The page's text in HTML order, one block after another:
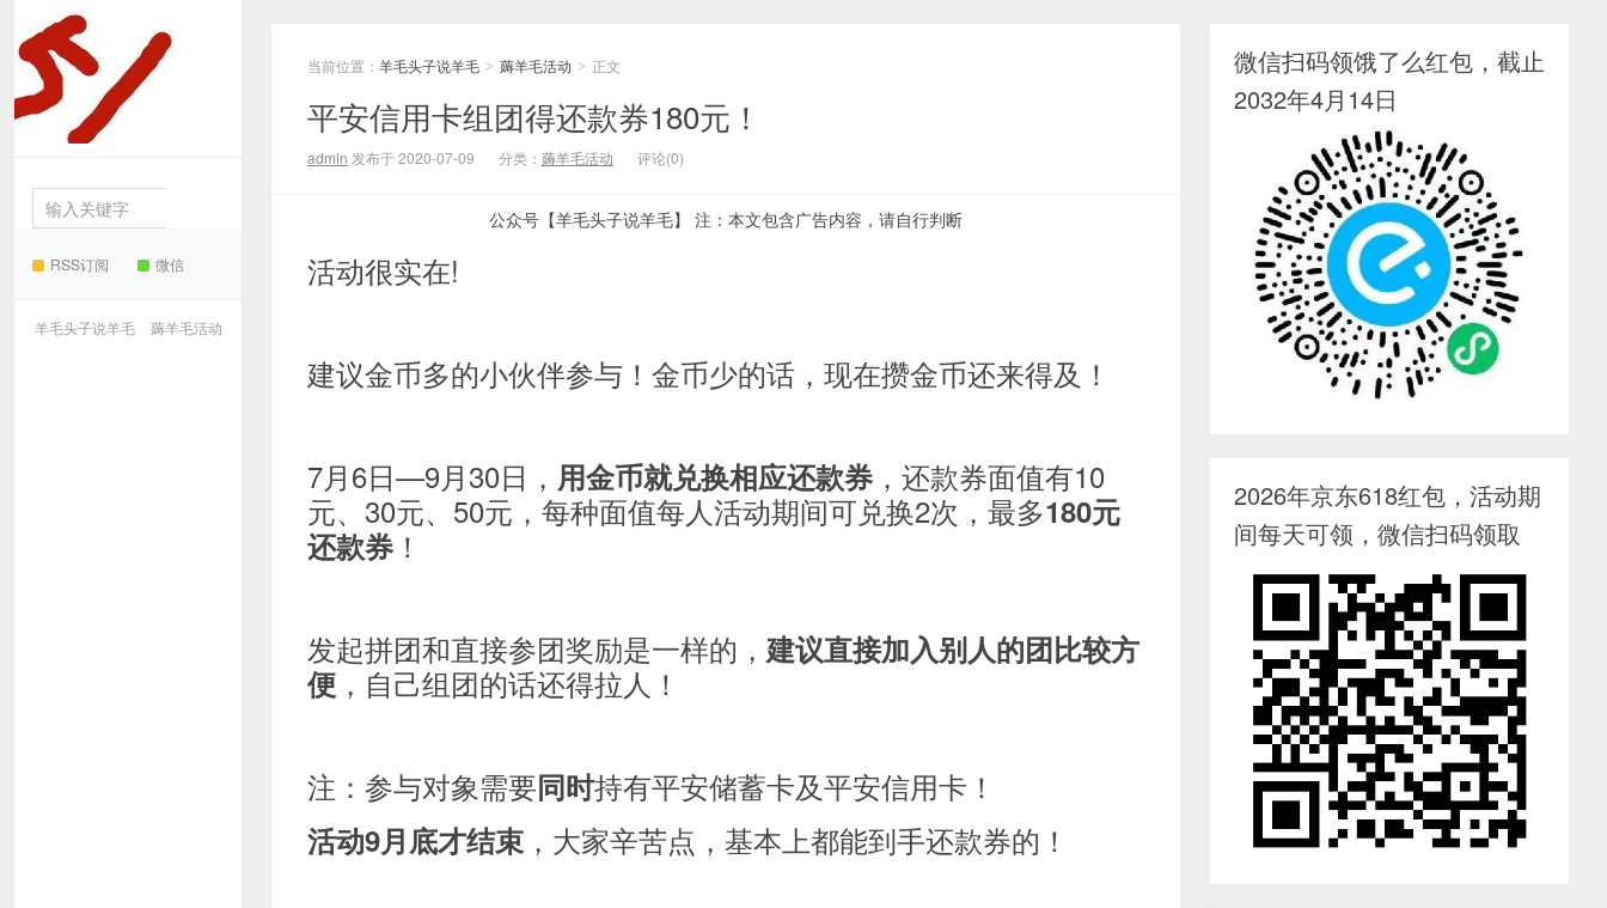
RSS订阅 微信
羊毛头子说羊毛 薅羊毛活动
当前位置： 羊毛头子说羊毛 > 薅羊毛活动 > 正文
平安信用卡组团得还款券180元！
admin 发布于 2020-07-09 分类： 薅羊毛活动 评论(0)
公众号【羊毛头子说羊毛】 注：本文包含广告内容，请自行判断
活动很实在!
建议金币多的小伙伴参与！金币少的话，现在攒金币还来得及！
7月6日—9月30日， 用金币就兑换相应还款券，还款券面值有10
元、30元、50元，每种面值每人活动期间可兑换2次，最多180元
还款券！
发起拼团和直接参团奖励是一样的， 建议直接加入别人的团比较方
便 ，自己组团的话还得拉人！
注：参与对象需要同时持有平安储蓄卡及平安信用卡！
活动9月底才结束，大家辛苦点，基本上都能到手还款券的！
微信扫码领饿了么红包，截止
2032年4月14日
2026年京东618红包，活动期
间每天可领，微信扫码领取